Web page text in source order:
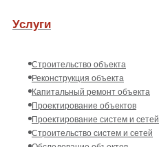
Услуги
Строительство объекта
Реконструкция объекта
Капитальный ремонт объекта
Проектирование объектов
Проектирование систем и сетей
Строительство систем и сетей